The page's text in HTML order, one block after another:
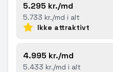
5.295 kr./md
5.733 kr./md i alt
Ikke attraktivt
4.995 kr./md
5.433 kr./md i alt